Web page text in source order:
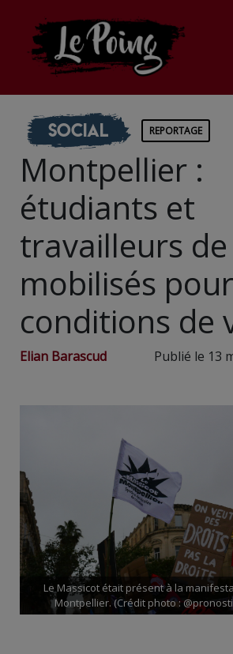
Social REPORTAGE
Montpellier :
étudiants et
travailleurs de
mobilisés
conditions de
Elian Barascud Publié le 13
Le Massicot était présent à la
Montpellier. (Crédit photo :